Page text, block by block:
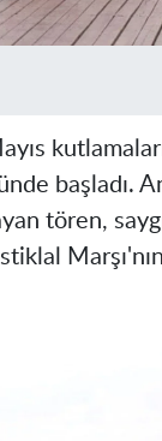
başladı.
tören,